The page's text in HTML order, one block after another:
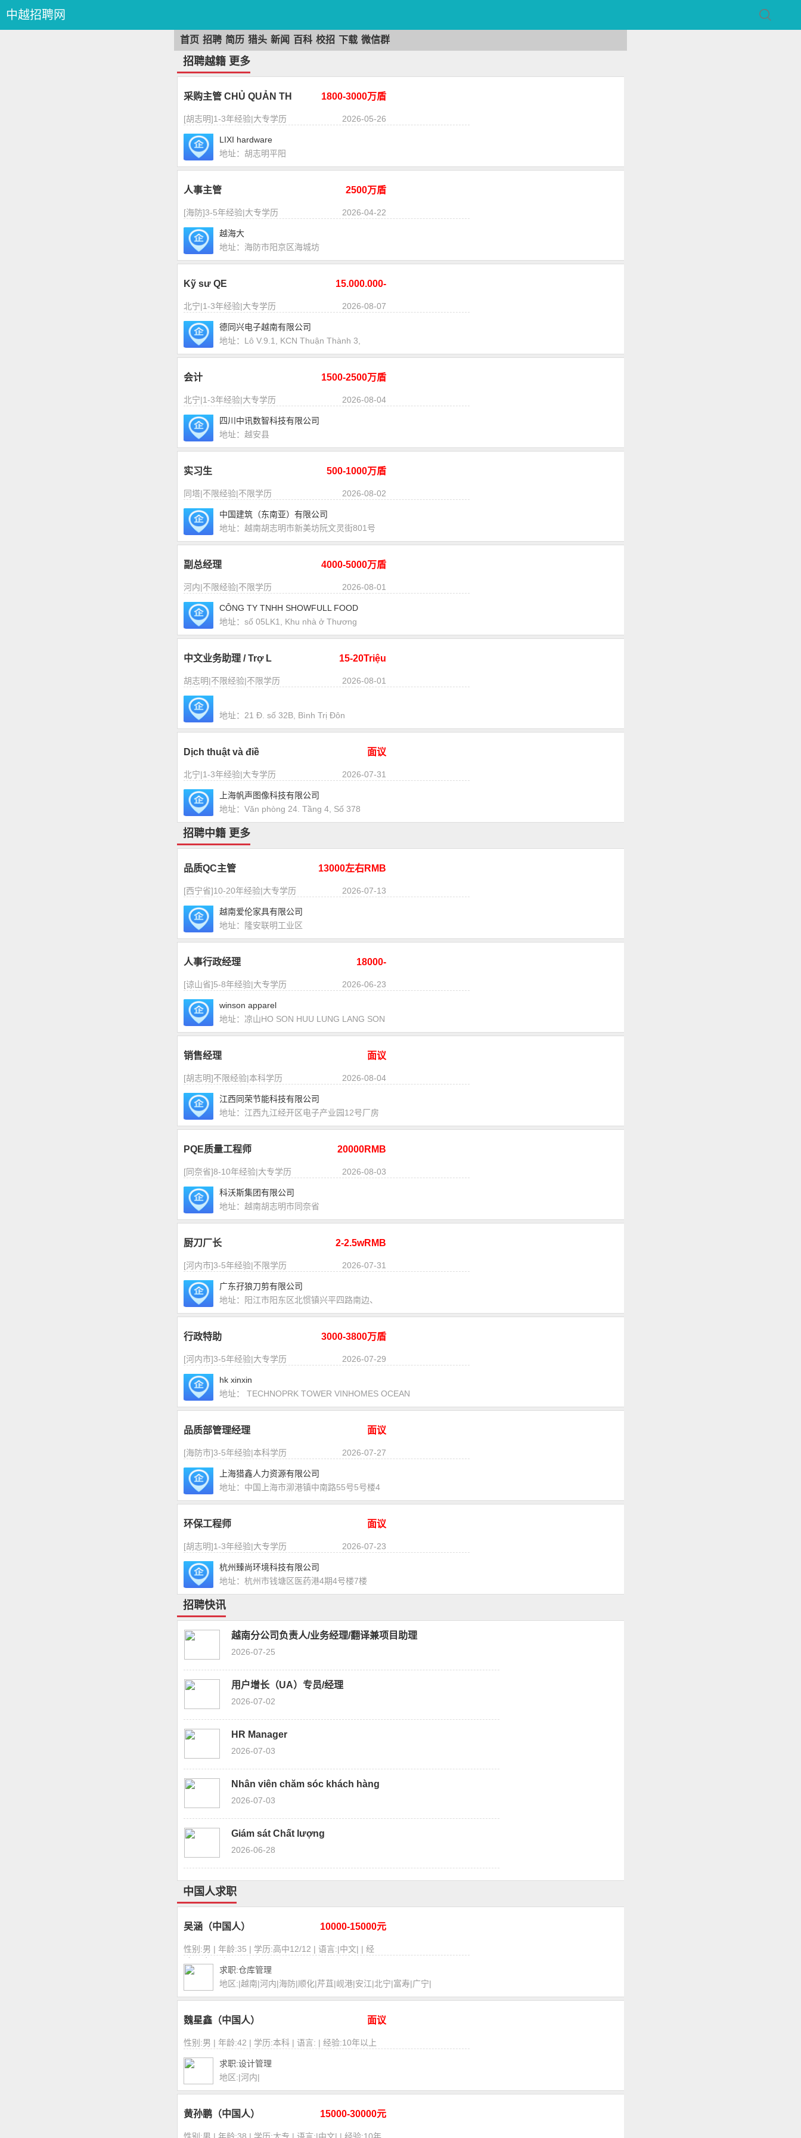
中越招聘网
首页 招聘 简历 猎头 新闻 百科 校招 下载 微信群
招聘越籍 更多
1800-3000万盾
采购主管 CHỦ QUẢN TH
2026-05-26
[胡志明]1-3年经验|大专学历
LIXI hardware
地址：胡志明平阳
2500万盾
人事主管
2026-04-22
[海防]3-5年经验|大专学历
越海大
地址：海防市阳京区海城坊
15.000.000-
Kỹ sư QE
2026-08-07
北宁|1-3年经验|大专学历
德同兴电子越南有限公司
地址：Lô V.9.1, KCN Thuận Thành 3,
1500-2500万盾
会计
2026-08-04
北宁|1-3年经验|大专学历
四川中讯数智科技有限公司
地址：越安县
500-1000万盾
实习生
2026-08-02
同塔|不限经验|不限学历
中国建筑（东南亚）有限公司
地址：越南胡志明市新美坊阮文灵街801号
4000-5000万盾
副总经理
2026-08-01
河内|不限经验|不限学历
CÔNG TY TNHH SHOWFULL FOOD
地址：số 05LK1, Khu nhà ở Thương
15-20Triệu
中文业务助理 / Trợ L
2026-08-01
胡志明|不限经验|不限学历
地址：21 Đ. số 32B, Bình Trị Đôn
面议
Dịch thuật và điề
2026-07-31
北宁|1-3年经验|大专学历
上海帆声图像科技有限公司
地址：Văn phòng 24. Tầng 4, Số 378
招聘中籍 更多
13000左右RMB
品质QC主管
2026-07-13
[西宁省]10-20年经验|大专学历
越南爱伦家具有限公司
地址：隆安联明工业区
18000-
人事行政经理
2026-06-23
[谅山省]5-8年经验|大专学历
winson apparel
地址：凉山HO SON HUU LUNG LANG SON
面议
销售经理
2026-08-04
[胡志明]不限经验|本科学历
江西同荣节能科技有限公司
地址：江西九江经开区电子产业园12号厂房
20000RMB
PQE质量工程师
2026-08-03
[同奈省]8-10年经验|大专学历
科沃斯集团有限公司
地址：越南胡志明市同奈省
2-2.5wRMB
厨刀厂长
2026-07-31
[河内市]3-5年经验|不限学历
广东孖狼刀剪有限公司
地址：阳江市阳东区北惯镇兴平四路南边、
3000-3800万盾
行政特助
2026-07-29
[河内市]3-5年经验|大专学历
hk xinxin
地址： TECHNOPRK TOWER VINHOMES OCEAN
面议
品质部管理经理
2026-07-27
[海防市]3-5年经验|本科学历
上海猎鑫人力资源有限公司
地址：中国上海市泖港镇中南路55号5号楼4
面议
环保工程师
2026-07-23
[胡志明]1-3年经验|大专学历
杭州臻尚环境科技有限公司
地址：杭州市钱塘区医药港4期4号楼7楼
招聘快讯
越南分公司负责人/业务经理/翻译兼项目助理
2026-07-25
用户增长（UA）专员/经理
2026-07-02
HR Manager
2026-07-03
Nhân viên chăm sóc khách hàng
2026-07-03
Giám sát Chất lượng
2026-06-28
中国人求职
10000-15000元
吴涵（中国人）
性别:男 | 年龄:35 | 学历:高中12/12 | 语言:|中文| | 经
求职:仓库管理
地区:|越南|河内|海防|顺化|芹苴|岘港|安江|北宁|富寿|广宁|
面议
魏星鑫（中国人）
性别:男 | 年龄:42 | 学历:本科 | 语言: | 经验:10年以上
求职:设计管理
地区:|河内|
15000-30000元
黄孙鹏（中国人）